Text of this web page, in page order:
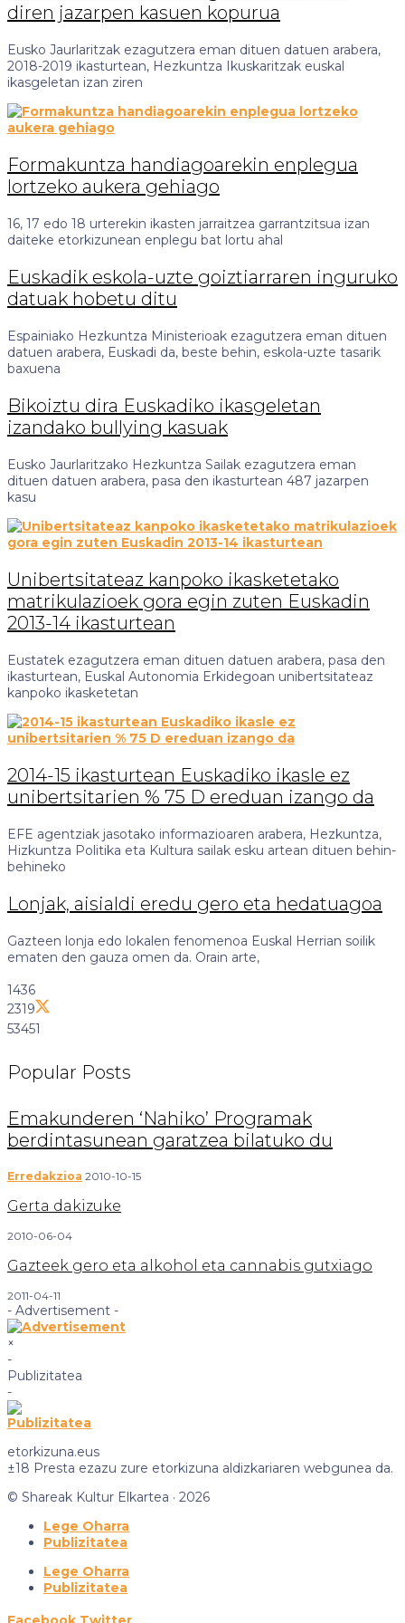
diren jazarpen kasuen kopurua
Eusko Jaurlaritzak ezagutzera eman dituen datuen arabera,
2018-2019 ikasturtean, Hezkuntza Ikuskaritzak euskal
ikasgeletan izan ziren
Formakuntza handiagoarekin enplegua
lortzeko aukera gehiago
16, 17 edo 18 urterekin ikasten jarraitzea garrantzitsua izan
daiteke etorkizunean enplegu bat lortu ahal
Euskadik eskola-uzte goiztiarraren inguruko
datuak hobetu ditu
Espainiako Hezkuntza Ministerioak ezagutzera eman dituen
datuen arabera, Euskadi da, beste behin, eskola-uzte tasarik
baxuena
Bikoiztu dira Euskadiko ikasgeletan
izandako bullying kasuak
Eusko Jaurlaritzako Hezkuntza Sailak ezagutzera eman
dituen datuen arabera, pasa den ikasturtean 487 jazarpen
kasu
Unibertsitateaz kanpoko ikasketetako
matrikulazioek gora egin zuten Euskadin
2013-14 ikasturtean
Eustatek ezagutzera eman dituen datuen arabera, pasa den
ikasturtean, Euskal Autonomia Erkidegoan unibertsitateaz
kanpoko ikasketetan
2014-15 ikasturtean Euskadiko ikasle ez
unibertsitarien % 75 D ereduan izango da
EFE agentziak jasotako informazioaren arabera, Hezkuntza,
Hizkuntza Politika eta Kultura sailak esku artean dituen behin-
behineko
Lonjak, aisialdi eredu gero eta hedatuagoa
Gazteen lonja edo lokalen fenomenoa Euskal Herrian soilik
ematen den gauza omen da. Orain arte,
1436
2319
53451
Popular Posts
Emakunderen ‘Nahiko’ Programak
berdintasunean garatzea bilatuko du
Erredakzioa 2010-10-15
Gerta dakizuke
2010-06-04
Gazteek gero eta alkohol eta cannabis gutxiago
2011-04-11
- Advertisement -
×
-
Publizitatea
-
etorkizuna.eus
±18 Presta ezazu zure etorkizuna aldizkariaren webgunea da.
© Shareak Kultur Elkartea · 2026
Lege Oharra
Publizitatea
Lege Oharra
Publizitatea